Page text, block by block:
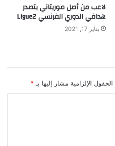
لاعب من أصل موريتاني يتصدر
هدافي الدوري الفرنسي Ligue2
يناير 17, 2021
الحقول الإلزامية مشار إليها بـ *